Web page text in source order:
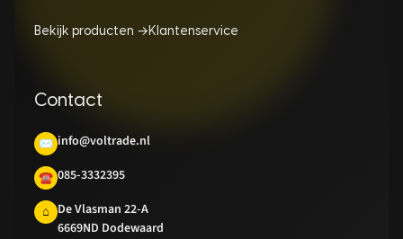
Bekijk producten →Klantenservice
Contact
✉ info@voltrade.nl
☎ 085-3332395
⌂
De Vlasman 22-A
6669ND Dodewaard